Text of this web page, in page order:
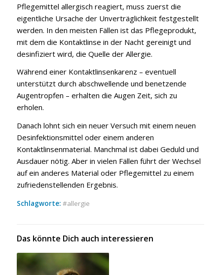
Pflegemittel allergisch reagiert, muss zuerst die
eigentliche Ursache der Unverträglichkeit festgestellt
werden. In den meisten Fällen ist das Pflegeprodukt,
mit dem die Kontaktlinse in der Nacht gereinigt und
desinfiziert wird, die Quelle der Allergie.
Während einer Kontaktlinsenkarenz – eventuell
unterstützt durch abschwellende und benetzende
Augentropfen – erhalten die Augen Zeit, sich zu
erholen.
Danach lohnt sich ein neuer Versuch mit einem neuen
Desinfektionsmittel oder einem anderen
Kontaktlinsenmaterial. Manchmal ist dabei Geduld und
Ausdauer nötig. Aber in vielen Fällen führt der Wechsel
auf ein anderes Material oder Pflegemittel zu einem
zufriedenstellenden Ergebnis.
Schlagworte: allergie
Das könnte Dich auch interessieren